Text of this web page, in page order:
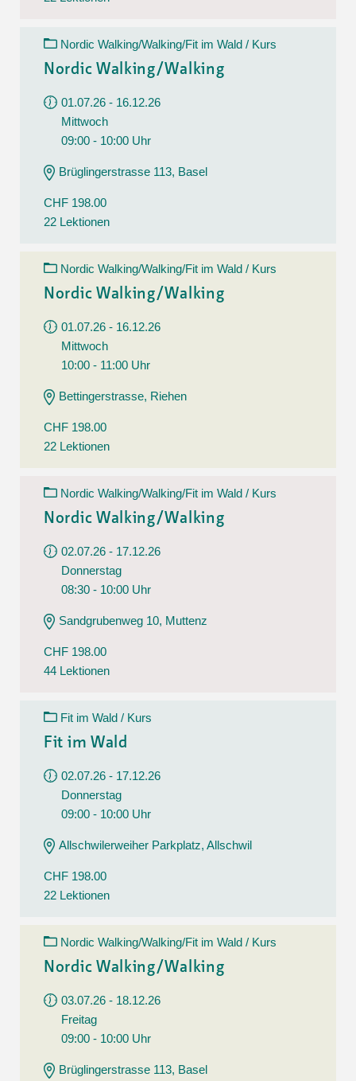
Nordic Walking/Walking/Fit im Wald / Kurs
Nordic Walking/Walking
01.07.26 - 16.12.26
Mittwoch
09:00 - 10:00 Uhr
Brüglingerstrasse 113, Basel
CHF 198.00
22 Lektionen
Nordic Walking/Walking/Fit im Wald / Kurs
Nordic Walking/Walking
01.07.26 - 16.12.26
Mittwoch
10:00 - 11:00 Uhr
Bettingerstrasse, Riehen
CHF 198.00
22 Lektionen
Nordic Walking/Walking/Fit im Wald / Kurs
Nordic Walking/Walking
02.07.26 - 17.12.26
Donnerstag
08:30 - 10:00 Uhr
Sandgrubenweg 10, Muttenz
CHF 198.00
44 Lektionen
Fit im Wald / Kurs
Fit im Wald
02.07.26 - 17.12.26
Donnerstag
09:00 - 10:00 Uhr
Allschwilerweiher Parkplatz, Allschwil
CHF 198.00
22 Lektionen
Nordic Walking/Walking/Fit im Wald / Kurs
Nordic Walking/Walking
03.07.26 - 18.12.26
Freitag
09:00 - 10:00 Uhr
Brüglingerstrasse 113, Basel